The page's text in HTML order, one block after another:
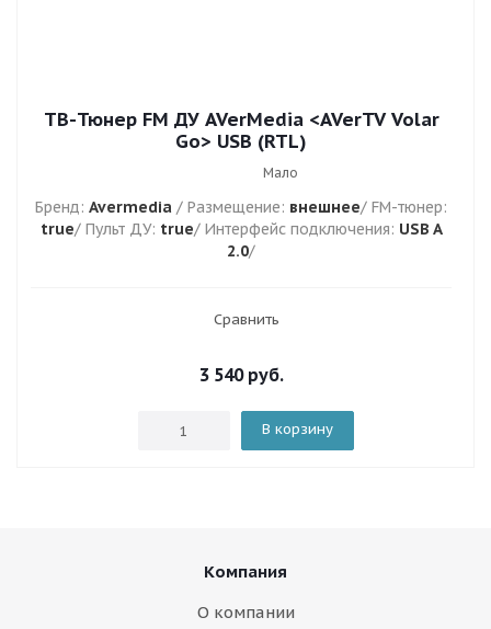
ТВ-Тюнер FM ДУ AVerMedia <AVerTV Volar
Go> USB (RTL)
Мало
Бренд: Avermedia / Размещение: внешнее/ FM-тюнер:
true/ Пульт ДУ: true/ Интерфейс подключения: USB A
2.0/
Сравнить
3 540руб.
В корзину
Компания
О компании